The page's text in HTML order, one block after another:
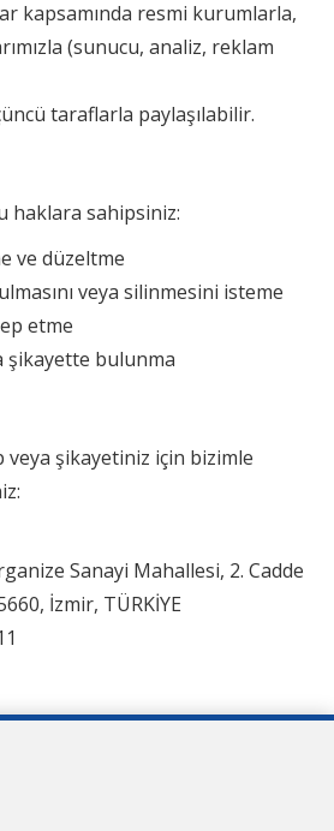
kapsamında resmi kurumlarla,
(sunucu, analiz, reklam
taraflarla paylaşılabilir.
haklara sahipsiniz:
ve düzeltme
veya silinmesini isteme
etme
şikayette bulunma
şikayetiniz için bizimle
Sanayi Mahallesi, 2. Cadde
İzmir, TÜRKİYE